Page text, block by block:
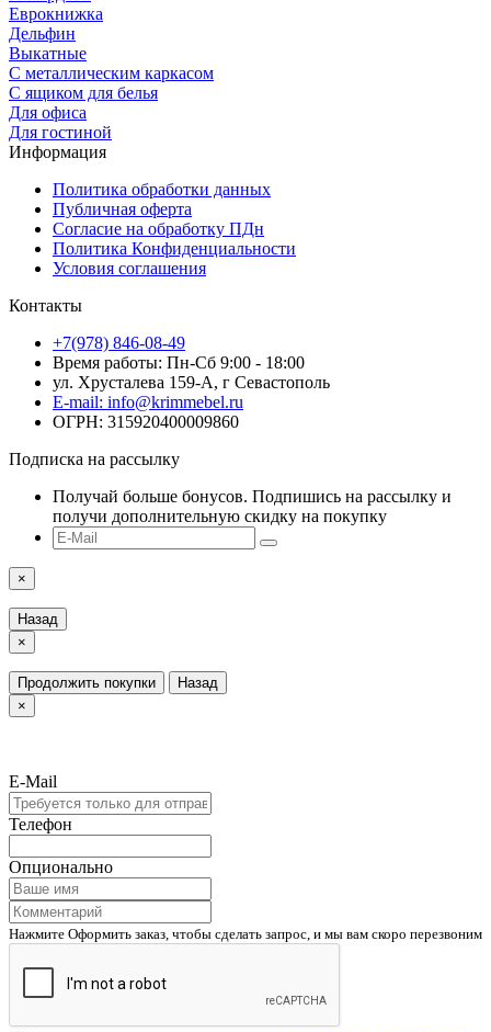
Еврокнижка
Дельфин
Выкатные
С металлическим каркасом
С ящиком для белья
Для офиса
Для гостиной
Информация
Политика обработки данных
Публичная оферта
Согласие на обработку ПДн
Политика Конфиденциальности
Условия соглашения
Контакты
+7(978) 846-08-49
Время работы: Пн-Сб 9:00 - 18:00
ул. Хрусталева 159-А, г Севастополь
E-mail: info@krimmebel.ru
ОГРН: 315920400009860
Подписка на рассылку
Получай больше бонусов. Подпишись на рассылку и
получи дополнительную скидку на покупку
×
Назад
×
Продолжить покупки
Назад
×
E-Mail
Телефон
Опционально
Нажмите Оформить заказ, чтобы сделать запрос, и мы вам скоро перезвоним